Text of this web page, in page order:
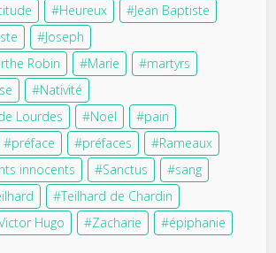
Heureux
Jean Baptiste
Joseph
Robin
Marie
martyrs
Nativité
Lourdes
Noël
pain
préface préfaces
Rameaux
innocents Sanctus
sang
Teilhard de Chardin
Hugo Zacharie épiphanie